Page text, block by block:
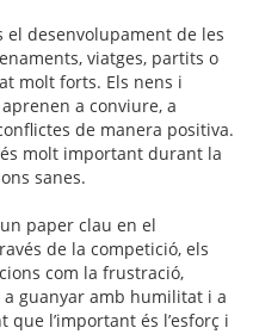
el desenvolupament de les
viatges, partits o
molt forts. Els nens i
a conviure, a
de manera positiva.
molt important durant la
sanes.
paper clau en el
de la competició, els
com la frustració,
a guanyar amb humilitat i a
l’important és l’esforç i